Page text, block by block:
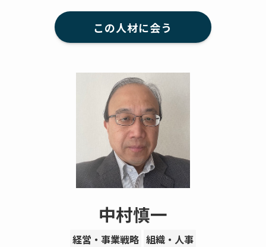
この人材に会う
中村慎一
経営・事業戦略 組織・人事